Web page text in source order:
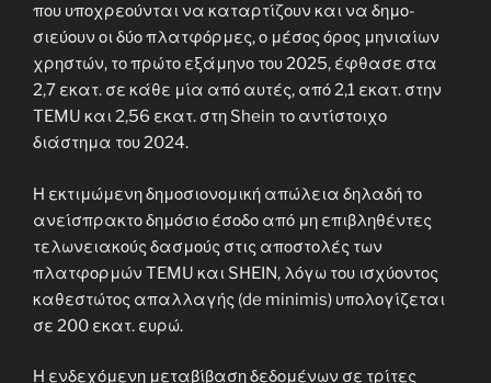
που υπο­χρε­ούνται να καταρ­τίζουν και να δημο­
σιεύουν οι δύο πλατ­φόρ­μες, ο μέσος όρος μηνιαίων
χρη­στών, το πρώτο εξάμηνο του 2025, έφθασε στα
2,7 εκα­τ. σε κάθε μία από αυτές, από 2,1 εκατ. στην
TEMU και 2,56 εκατ. στη Shein το αντίστοιχο
διάστημα του 2024.
Η εκτιμώμενη δημοσιονομική απώλεια δηλαδή το
ανείσπρακτο δημόσιο έσοδο από μη επιβληθέντες
τελωνειακούς δασμούς στις αποστολές των
πλατφορμών TEMU και SHEIN, λόγω του ισχύοντος
καθεστώτος απαλλαγής (de minimis) υπολογίζεται
σε 200 εκατ. ευρώ.
Η ενδεχόμενη μεταβίβαση δεδομένων σε τρίτες